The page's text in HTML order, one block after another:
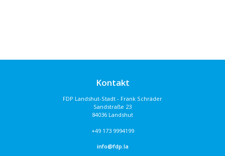
Kontakt
FDP Landshut-Stadt - Frank Schräder
Sandstraße 23
84036 Landshut
+49 173 9994199
info@fdp.la